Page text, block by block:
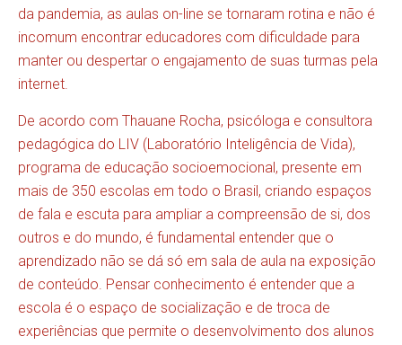
da pandemia, as aulas on-line se tornaram rotina e não é
incomum encontrar educadores com dificuldade para
manter ou despertar o engajamento de suas turmas pela
internet.
De acordo com Thauane Rocha, psicóloga e consultora
pedagógica do LIV (Laboratório Inteligência de Vida),
programa de educação socioemocional, presente em
mais de 350 escolas em todo o Brasil, criando espaços
de fala e escuta para ampliar a compreensão de si, dos
outros e do mundo, é fundamental entender que o
aprendizado não se dá só em sala de aula na exposição
de conteúdo. Pensar conhecimento é entender que a
escola é o espaço de socialização e de troca de
experiências que permite o desenvolvimento dos alunos